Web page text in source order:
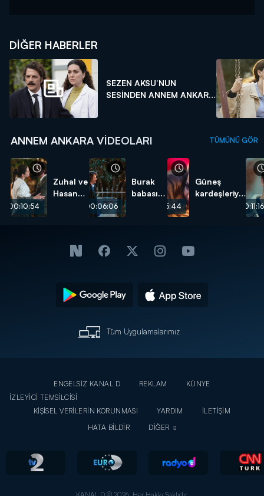
DIĞER HABERLER
SEZEN AKSU’NUN
SESİNDEN ANNEM ANKARA
ANNEM ANKARA VIDEOLARI TÜMÜNÜ GÖR
00:10:54
Zuhal ve
Hasan
00:06:06
Burak
babasını
00:05:44
Güneş
kardeşleriyle
00:11:16
Tüm Uygulamalarımız
ENGELSİZ KANAL D REKLAM
KÜNYE
İZLEYİCİ TEMSİLCİSİ
KİŞİSEL VERİLERİN KORUNMASI
YARDIM
İLETİŞİM
HATA BİLDİR
DİĞER